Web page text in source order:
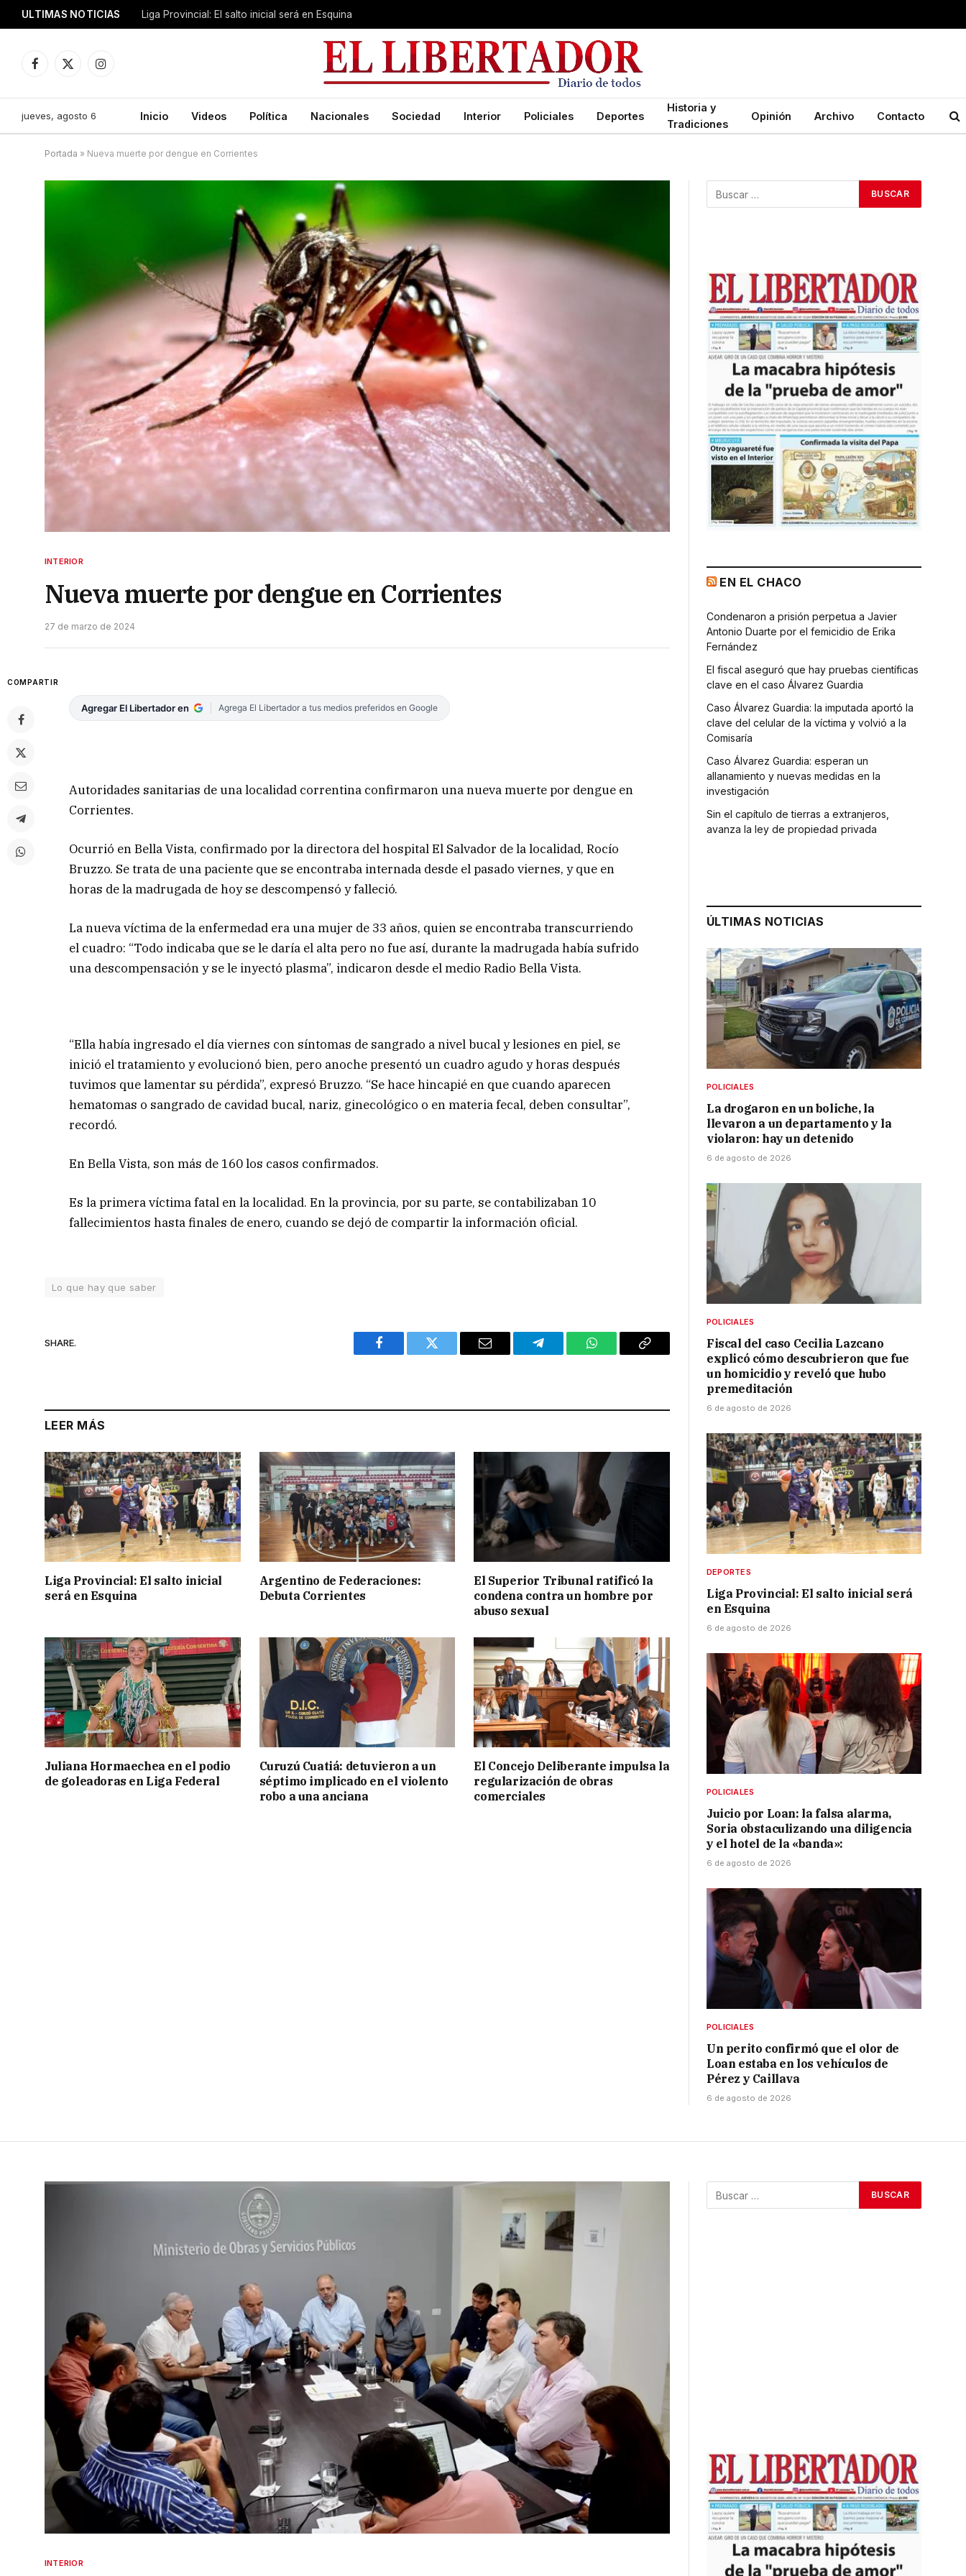
ULTIMAS NOTICIAS Liga Provincial: El salto inicial será en Esquina
Facebook
X
Instagram
jueves, agosto 6 Inicio Videos Política Nacionales Sociedad Interior Policiales Deportes
Historia y
Tradiciones
Opinión Archivo Contacto
Portada » Nueva muerte por dengue en Corrientes
INTERIOR
Nueva muerte por dengue en Corrientes
27 de marzo de 2024
COMPARTIR
Agregar El Libertador en Agrega El Libertador a tus medios preferidos en Google
Autoridades sanitarias de una localidad correntina confirmaron una nueva muerte por dengue en
Corrientes.
Ocurrió en Bella Vista, confirmado por la directora del hospital El Salvador de la localidad, Rocío
Bruzzo. Se trata de una paciente que se encontraba internada desde el pasado viernes, y que en
horas de la madrugada de hoy se descompensó y falleció.
La nueva víctima de la enfermedad era una mujer de 33 años, quien se encontraba transcurriendo
el cuadro: “Todo indicaba que se le daría el alta pero no fue así, durante la madrugada había sufrido
una descompensación y se le inyectó plasma”, indicaron desde el medio Radio Bella Vista.
“Ella había ingresado el día viernes con síntomas de sangrado a nivel bucal y lesiones en piel, se
inició el tratamiento y evolucionó bien, pero anoche presentó un cuadro agudo y horas después
tuvimos que lamentar su pérdida”, expresó Bruzzo. “Se hace hincapié en que cuando aparecen
hematomas o sangrado de cavidad bucal, nariz, ginecológico o en materia fecal, deben consultar”,
recordó.
En Bella Vista, son más de 160 los casos confirmados.
Es la primera víctima fatal en la localidad. En la provincia, por su parte, se contabilizaban 10
fallecimientos hasta finales de enero, cuando se dejó de compartir la información oficial.
Lo que hay que saber
SHARE.
Facebook Twitter Email Telegram WhatsAppCopy
LEER MÁS
Liga Provincial: El salto inicial
será en Esquina
Argentino de Federaciones:
Debuta Corrientes
El Superior Tribunal ratificó la
condena contra un hombre por
abuso sexual
Juliana Hormaechea en el podio
de goleadoras en Liga Federal
Curuzú Cuatiá: detuvieron a un
séptimo implicado en el violento
robo a una anciana
El Concejo Deliberante impulsa la
regularización de obras
comerciales
EN EL CHACO
Condenaron a prisión perpetua a Javier
Antonio Duarte por el femicidio de Erika
Fernández
El fiscal aseguró que hay pruebas científicas
clave en el caso Álvarez Guardia
Caso Álvarez Guardia: la imputada aportó la
clave del celular de la víctima y volvió a la
Comisaría
Caso Álvarez Guardia: esperan un
allanamiento y nuevas medidas en la
investigación
Sin el capítulo de tierras a extranjeros,
avanza la ley de propiedad privada
ÚLTIMAS NOTICIAS
POLICIALES
La drogaron en un boliche, la
llevaron a un departamento y la
violaron: hay un detenido
6 de agosto de 2026
POLICIALES
Fiscal del caso Cecilia Lazcano
explicó cómo descubrieron que fue
un homicidio y reveló que hubo
premeditación
6 de agosto de 2026
DEPORTES
Liga Provincial: El salto inicial será
en Esquina
6 de agosto de 2026
POLICIALES
Juicio por Loan: la falsa alarma,
Soria obstaculizando una diligencia
y el hotel de la «banda»:
6 de agosto de 2026
POLICIALES
Un perito confirmó que el olor de
Loan estaba en los vehículos de
Pérez y Caillava
6 de agosto de 2026
INTERIOR